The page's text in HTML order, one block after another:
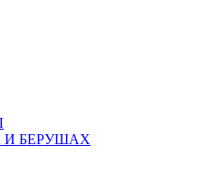
И БЕРУШАХ